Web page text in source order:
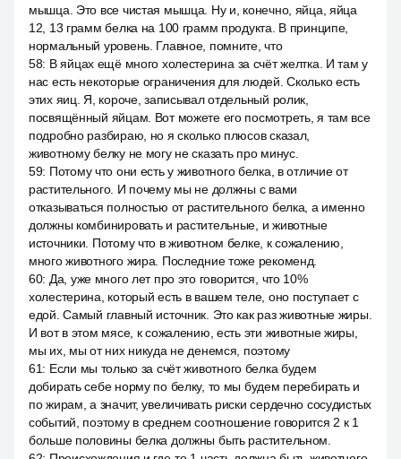
мышца. Это все чистая мышца. Ну и, конечно, яйца, яйца
12, 13 грамм белка на 100 грамм продукта. В принципе,
нормальный уровень. Главное, помните, что
58: В яйцах ещё много холестерина за счёт желтка. И там у
нас есть некоторые ограничения для людей. Сколько есть
этих яиц. Я, короче, записывал отдельный ролик,
посвящённый яйцам. Вот можете его посмотреть, я там все
подробно разбираю, но я сколько плюсов сказал,
животному белку не могу не сказать про минус.
59: Потому что они есть у животного белка, в отличие от
растительного. И почему мы не должны с вами
отказываться полностью от растительного белка, а именно
должны комбинировать и растительные, и животные
источники. Потому что в животном белке, к сожалению,
много животного жира. Последние тоже рекоменд.
60: Да, уже много лет про это говорится, что 10%
холестерина, который есть в вашем теле, оно поступает с
едой. Самый главный источник. Это как раз животные жиры.
И вот в этом мясе, к сожалению, есть эти животные жиры,
мы их, мы от них никуда не денемся, поэтому
61: Если мы только за счёт животного белка будем
добирать себе норму по белку, то мы будем перебирать и
по жирам, а значит, увеличивать риски сердечно сосудистых
событий, поэтому в среднем соотношение говорится 2 к 1
больше половины белка должны быть растительном.